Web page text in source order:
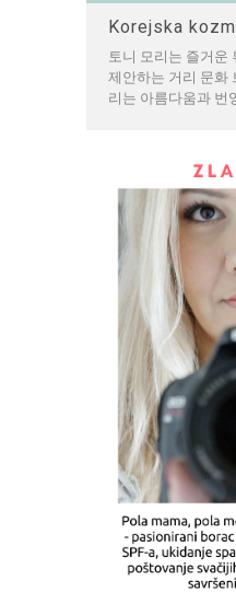
Korejska
토니 모리는 즐거운
제안하는 거리 문화
리는 아름다움과 번